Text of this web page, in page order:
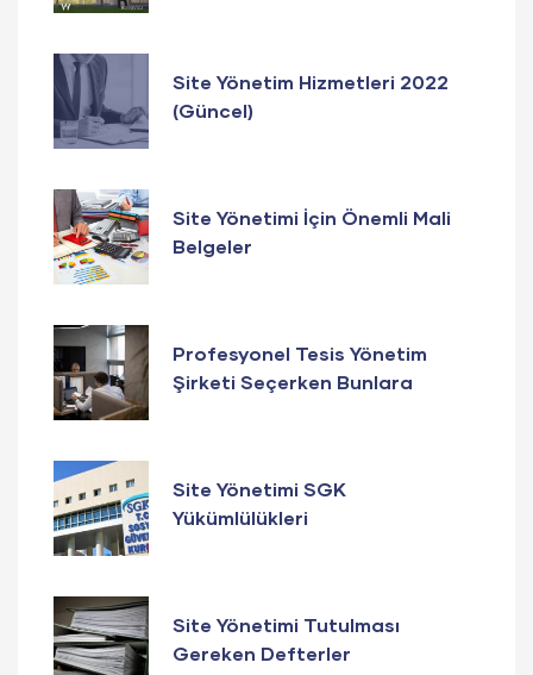
Site Yönetim Hizmetleri 2022
(Güncel)
Site Yönetimi İçin Önemli Mali
Belgeler
Profesyonel Tesis Yönetim
Şirketi Seçerken Bunlara
Site Yönetimi SGK
Yükümlülükleri
Site Yönetimi Tutulması
Gereken Defterler